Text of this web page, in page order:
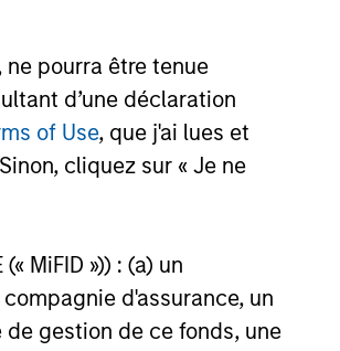
pourra être tenue
d’une déclaration
of Use, que j'ai lues et
cliquez sur « Je ne
MiFID »)) : (a) un
d'assurance, un
gestion de ce fonds, une
une variation disproportionnée,
ou des actions d’une société, dans
noter que tous les
dans des juridictions où une telle
les sous-comptes
d’au moins trois ans. Les fonds